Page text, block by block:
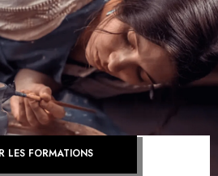
ARTISAN
LES FORMATIONS